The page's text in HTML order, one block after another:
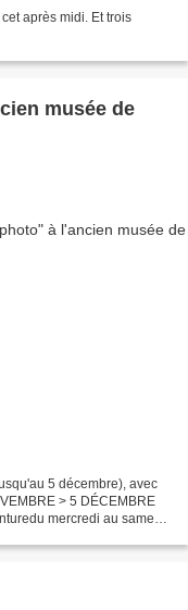
après midi. Et trois
musée de
5 décembre), avec
> 5 DÉCEMBRE
mercredi au samedi